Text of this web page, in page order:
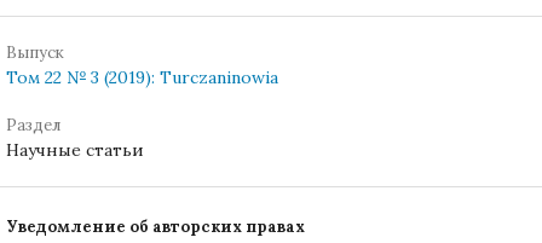
Выпуск
Том 22 № 3 (2019): Turczaninowia
Раздел
Научные статьи
Уведомление об авторских правах